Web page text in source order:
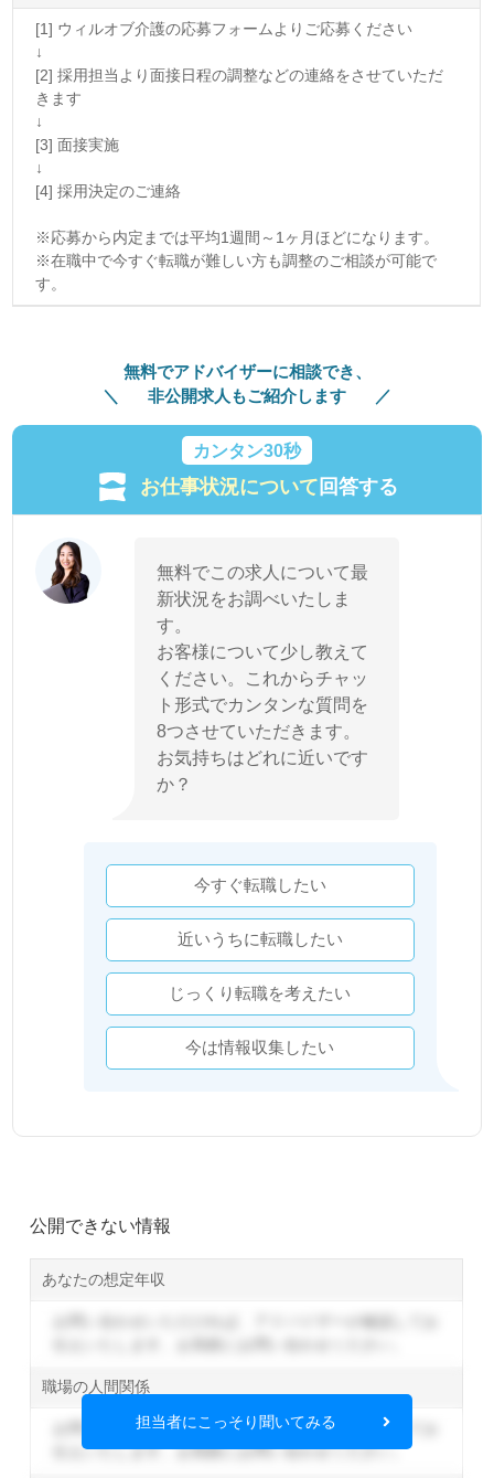
[1] ウィルオブ介護の応募フォームよりご応募ください
↓
[2] 採用担当より面接日程の調整などの連絡をさせていただ
きます
↓
[3] 面接実施
↓
[4] 採用決定のご連絡
※応募から内定までは平均1週間～1ヶ月ほどになります。
※在職中で今すぐ転職が難しい方も調整のご相談が可能で
す。
無料でアドバイザーに相談でき、
非公開求人もご紹介します
カンタン30秒
お仕事状況について回答する
無料でこの求人について最
新状況をお調べいたしま
す。
お客様について少し教えて
ください。これからチャッ
ト形式でカンタンな質問を
8つさせていただきます。
お気持ちはどれに近いです
か？
今すぐ転職したい
近いうちに転職したい
じっくり転職を考えたい
今は情報収集したい
公開できない情報
あなたの想定年収
職場の人間関係
お問い合わせいただければ、アドバイザーが確認してお
伝えいたします。お気軽にお問い合わせください。
担当者にこっそり聞いてみる